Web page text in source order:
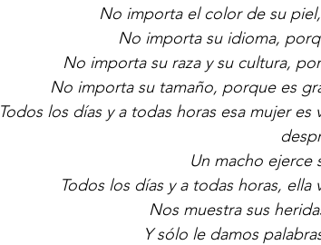
No importa el color de su
No importa su idioma,
No importa su raza y su cultura,
No importa su tamaño, porque es
Todos los días y a todas horas esa mujer
Un macho ejerce
Todos los días y a todas horas,
Nos muestra sus
Y sólo le damos